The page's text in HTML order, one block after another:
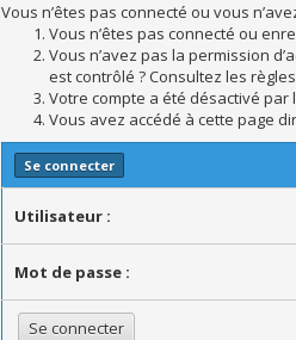
Vous n’êtes pas connecté ou vous
Vous n’êtes pas connecté ou
Vous n’avez pas la permission
est contrôlé ? Consultez les
Votre compte a été désactivé par
Vous avez accédé à cette page
Se connecter
Utilisateur :
Mot de passe :